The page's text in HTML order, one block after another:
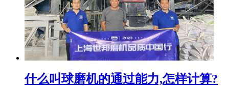
什么叫球磨机的通过能力,怎样计算?